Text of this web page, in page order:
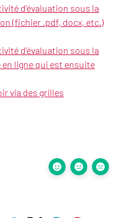
d’évaluation sous la
(fichier .pdf, docx, etc.)
d’évaluation sous la
en ligne qui est ensuite
via des grilles